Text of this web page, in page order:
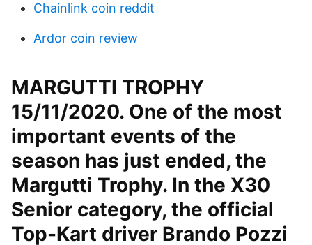
Chainlink coin reddit
Ardor coin review
MARGUTTI TROPHY
15/11/2020. One of the most
important events of the
season has just ended, the
Margutti Trophy. In the X30
Senior category, the official
Top-Kart driver Brando Pozzi